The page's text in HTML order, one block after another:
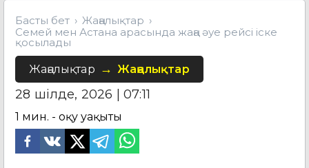
Басты бет
Жаңалықтар
Семей мен Астана арасында жаңа әуе рейсі іске
қосылады
Жаңалықтар Жаңалықтар
28 шілде, 2026 | 07:11
1 мин. - оқу уақыты